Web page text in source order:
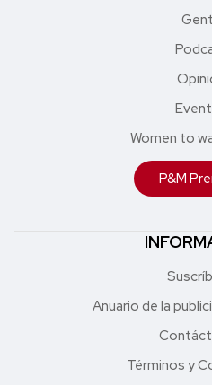
Women to
P&M
Anuario de la
Términos y